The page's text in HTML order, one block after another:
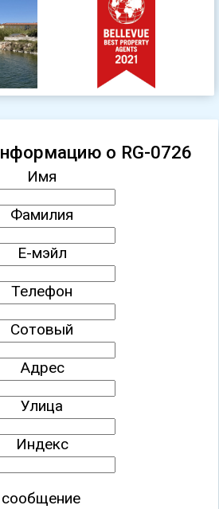
о RG-0726
Имя
Фамилия
Е-мэйл
Телефон
Сотовый
Адрес
Улица
Индекс
сообщение